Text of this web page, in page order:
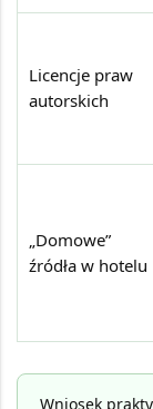
Licencje praw
autorskich
„Domowe”
źródła w hotelu
Wniosek